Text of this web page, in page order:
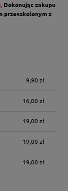
. Dokonując zakupu
przeszkolonym z
9,90 zł
16,00 zł
19,00 zł
19,00 zł
19,00 zł